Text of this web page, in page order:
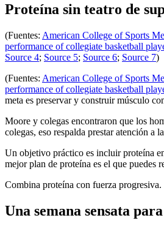
Proteína sin teatro de
(Fuentes: American College of Sports
performance of collegiate basketball
Source 4; Source 5; Source 6; Source 7)
(Fuentes: American College of Sports
performance of collegiate basketball
meta es preservar y construir músculo
Moore y colegas encontraron que los
colegas, eso respalda prestar atención
Un objetivo práctico es incluir proteína
mejor plan de proteína es el que puedes
Combina proteína con fuerza
Una semana sensata